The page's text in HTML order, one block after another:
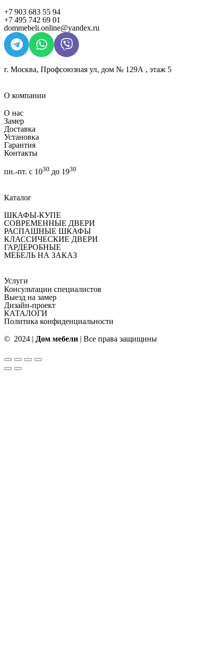
+7 903 683 55 94
+7 495 742 69 01
dommebeli.online@yandex.ru
г. Москва, Профсоюзная ул, дом № 129А , этаж 5
О компании
О нас
Замер
Доставка
Установка
Гарантия
Контакты
пн.-пт. с 1030 до 1930
Каталог
ШКАФЫ-КУПЕ
СОВРЕМЕННЫЕ ДВЕРИ
РАСПАШНЫЕ ШКАФЫ
КЛАССИЧЕСКИЕ ДВЕРИ
ГАРДЕРОБНЫЕ
МЕБЕЛЬ НА ЗАКАЗ
Услуги
Консультации специалистов
Выезд на замер
Дизайн-проект
КАТАЛОГИ
Политика конфиденциальности
© 2024 | Дом мебели | Все права защищины